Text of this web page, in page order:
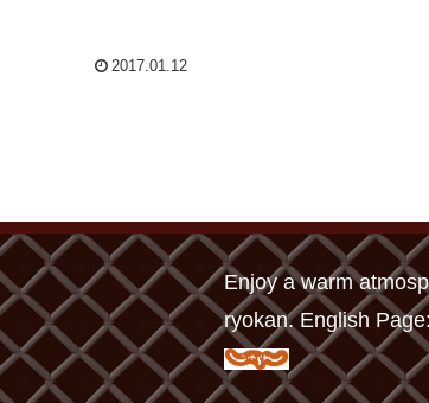
2017.01.12
Enjoy a warm
ryokan. English Page: